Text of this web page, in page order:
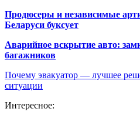
Продюсеры и независимые
Беларуси буксует
Аварийное вскрытие авто:
багажников
Почему эвакуатор — лучшее
ситуации
Интересное: